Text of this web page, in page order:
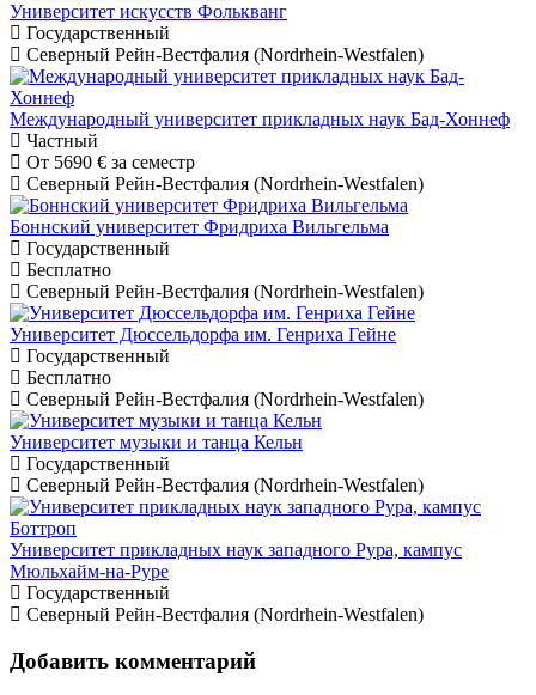
Университет искусств Фолькванг
Государственный
Северный Рейн-Вестфалия (Nordrhein-Westfalen)
Международный университет прикладных наук Бад-Хоннеф
Частный
От 5690 € за семестр
Северный Рейн-Вестфалия (Nordrhein-Westfalen)
Боннский университет Фридриха Вильгельма
Государственный
Бесплатно
Северный Рейн-Вестфалия (Nordrhein-Westfalen)
Университет Дюссельдорфа им. Генриха Гейне
Государственный
Бесплатно
Северный Рейн-Вестфалия (Nordrhein-Westfalen)
Университет музыки и танца Кельн
Государственный
Северный Рейн-Вестфалия (Nordrhein-Westfalen)
Университет прикладных наук западного Рура, кампус
Мюльхайм-на-Руре
Государственный
Северный Рейн-Вестфалия (Nordrhein-Westfalen)
Добавить комментарий